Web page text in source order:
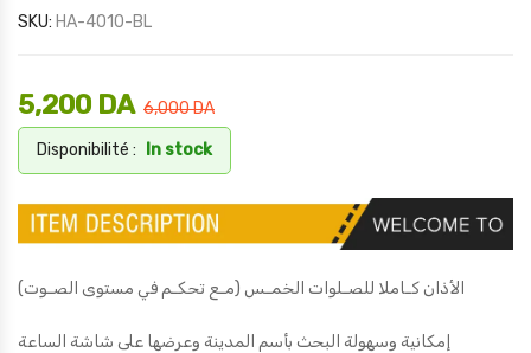
SKU: HA-4010-BL
6,000DA
5,200 DA
Disponibilité : In stock
(الأذان كـاملا للصـلوات الخمـس (مـع تحكـم في مستوى الصـوت
إمكانية وسهولة البحث بأسم المدينة وعرضها على شاشة الساعة